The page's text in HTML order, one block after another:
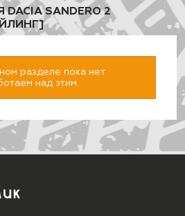
ПОДОБРАТЬ
SANDERO 2
разделе пока нет
над этим.